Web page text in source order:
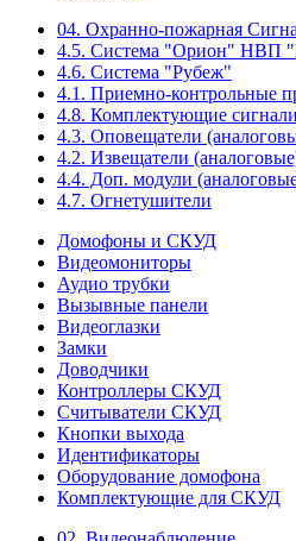
04. Охранно-пожарная
4.5. Система "Орион" НВП
4.6. Система "Рубеж"
4.1. Приемно-контрольные
4.8. Комплектующие
4.3. Оповещатели
4.2. Извещатели
4.4. Доп. модули
4.7. Огнетушители
Домофоны и СКУД
Видеомониторы
Аудио трубки
Вызывные панели
Видеоглазки
Замки
Доводчики
Контроллеры СКУД
Считыватели СКУД
Кнопки выхода
Идентификаторы
Оборудование домофона
Комплектующие для СКУД